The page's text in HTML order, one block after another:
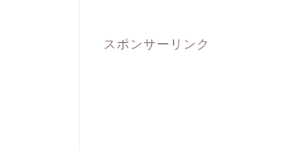
スポンサーリンク